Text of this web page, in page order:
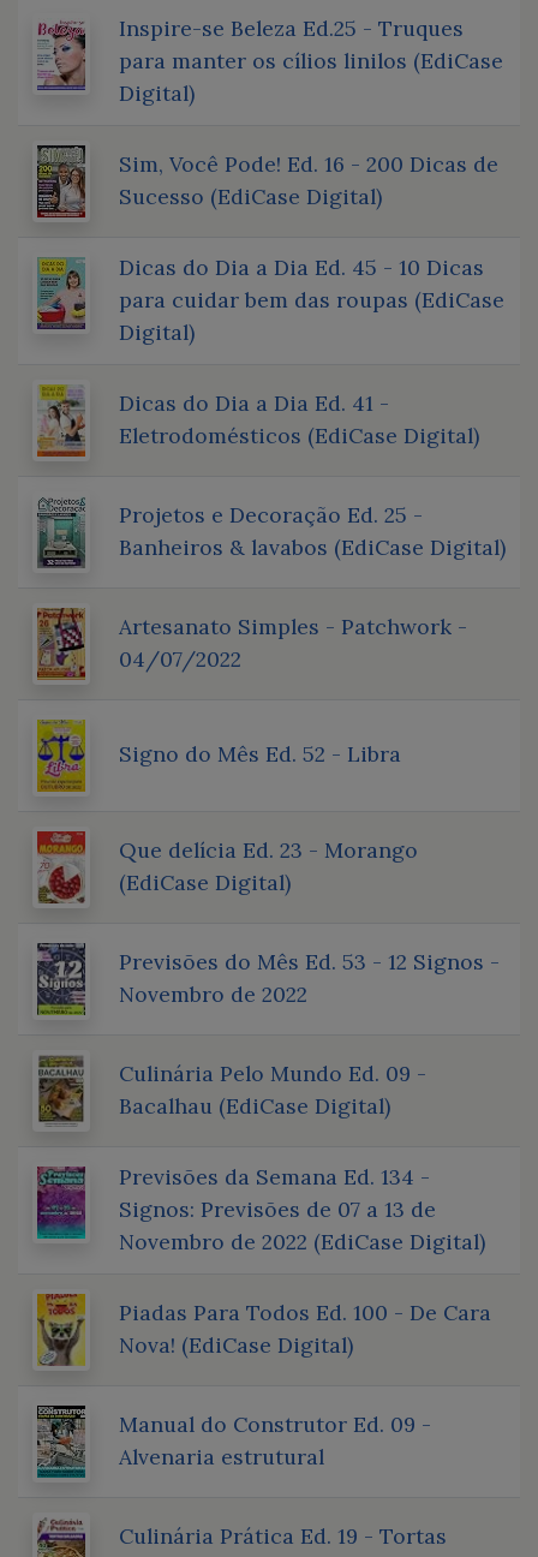
Inspire-se Beleza Ed.25 - Truques
para manter os cílios linilos (EdiCase
Digital)
Sim, Você Pode! Ed. 16 - 200 Dicas de
Sucesso (EdiCase Digital)
Dicas do Dia a Dia Ed. 45 - 10 Dicas
para cuidar bem das roupas (EdiCase
Digital)
Dicas do Dia a Dia Ed. 41 -
Eletrodomésticos (EdiCase Digital)
Projetos e Decoração Ed. 25 -
Banheiros & lavabos (EdiCase Digital)
Artesanato Simples - Patchwork -
04/07/2022
Signo do Mês Ed. 52 - Libra
Que delícia Ed. 23 - Morango
(EdiCase Digital)
Previsões do Mês Ed. 53 - 12 Signos -
Novembro de 2022
Culinária Pelo Mundo Ed. 09 -
Bacalhau (EdiCase Digital)
Previsões da Semana Ed. 134 -
Signos: Previsões de 07 a 13 de
Novembro de 2022 (EdiCase Digital)
Piadas Para Todos Ed. 100 - De Cara
Nova! (EdiCase Digital)
Manual do Construtor Ed. 09 -
Alvenaria estrutural
Culinária Prática Ed. 19 - Tortas